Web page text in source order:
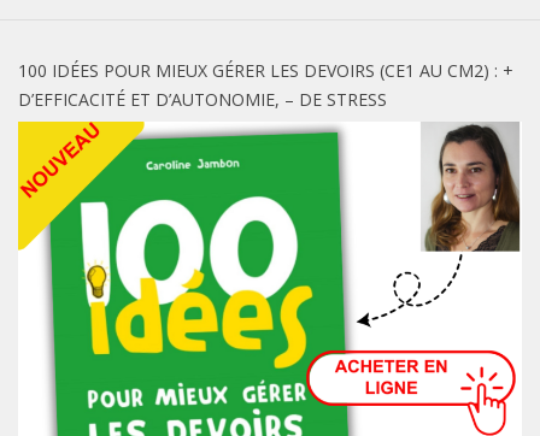
100 IDÉES POUR MIEUX GÉRER LES DEVOIRS (CE1 AU CM2) : +
D’EFFICACITÉ ET D’AUTONOMIE, – DE STRESS